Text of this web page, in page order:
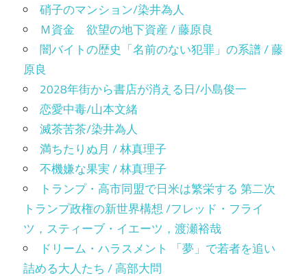
硝子のマンション/染井為人
Ｍ資金 欲望の地下資産 / 藤原良
闇バイトの歴史「名前のない犯罪」の系譜 / 藤
原良
2028年街から書店が消える日/小島俊一
恋愛中毒/山本文緒
滅茶苦茶/染井為人
満ちたりぬ月 / 林真理子
不機嫌な果実 / 林真理子
トランプ・高市同盟で日米は繁栄する 第二次
トランプ政権の新世界構想 /フレッド・フライ
ツ，スティーブ・イエーツ，渡瀬裕哉
ドリーム・ハラスメント 「夢」で若者を追い
詰める大人たち / 高部大問